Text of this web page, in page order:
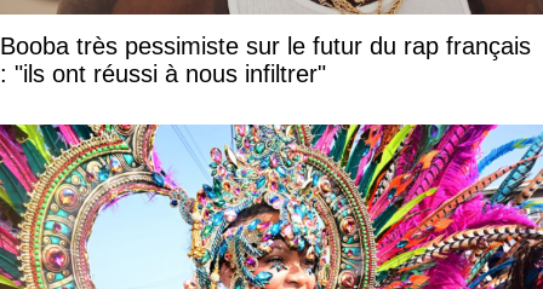
Booba très pessimiste sur le futur du rap français
: "ils ont réussi à nous infiltrer"